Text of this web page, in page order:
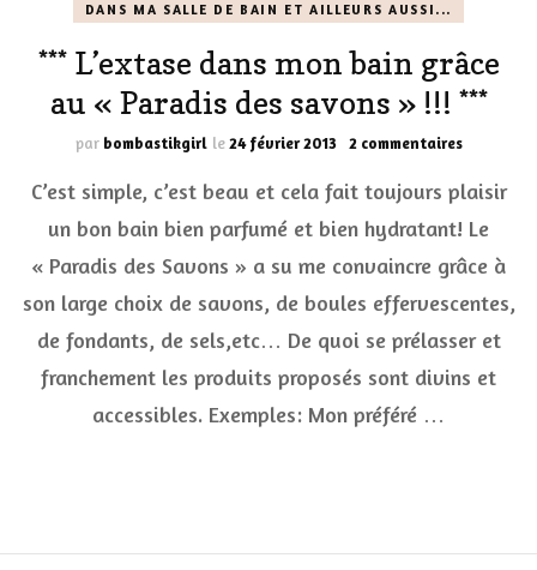
DANS MA SALLE DE BAIN ET AILLEURS AUSSI...
*** L’extase dans mon bain grâce
au « Paradis des savons » !!! ***
par bombastikgirl le24 février 2013 2 commentairessur
L’extase
mon
bain
au
« Paradis
savons »
C’est simple, c’est beau et cela fait toujours plaisir
un bon bain bien parfumé et bien hydratant! Le
« Paradis des Savons » a su me convaincre grâce à
son large choix de savons, de boules effervescentes,
de fondants, de sels,etc… De quoi se prélasser et
franchement les produits proposés sont divins et
accessibles. Exemples: Mon préféré …